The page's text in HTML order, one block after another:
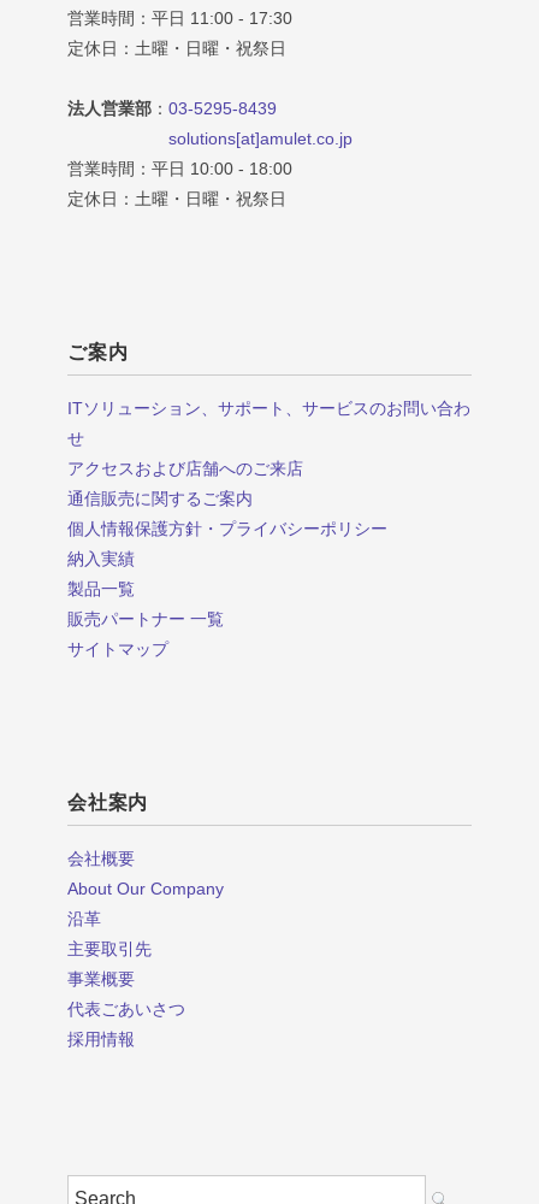
営業時間：平日 11:00 - 17:30
定休日：土曜・日曜・祝祭日
法人営業部 ： 03-5295-8439
solutions[at]amulet.co.jp
営業時間：平日 10:00 - 18:00
定休日：土曜・日曜・祝祭日
ご案内
ITソリューション、サポート、サービスのお問い合わ
せ
アクセスおよび店舗へのご来店
通信販売に関するご案内
個人情報保護方針・プライバシーポリシー
納入実績
製品一覧
販売パートナー 一覧
サイトマップ
会社案内
会社概要
About Our Company
沿革
主要取引先
事業概要
代表ごあいさつ
採用情報